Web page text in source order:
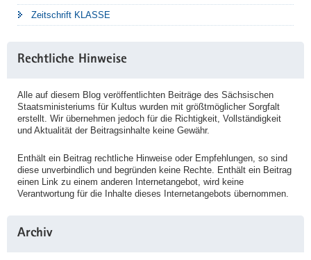
Zeitschrift KLASSE
Rechtliche Hinweise
Alle auf diesem Blog veröffentlichten Beiträge des Sächsischen
Staatsministeriums für Kultus wurden mit größtmöglicher Sorgfalt
erstellt. Wir übernehmen jedoch für die Richtigkeit, Vollständigkeit
und Aktualität der Beitragsinhalte keine Gewähr.
Enthält ein Beitrag rechtliche Hinweise oder Empfehlungen, so sind
diese unverbindlich und begründen keine Rechte. Enthält ein Beitrag
einen Link zu einem anderen Internetangebot, wird keine
Verantwortung für die Inhalte dieses Internetangebots übernommen.
Archiv